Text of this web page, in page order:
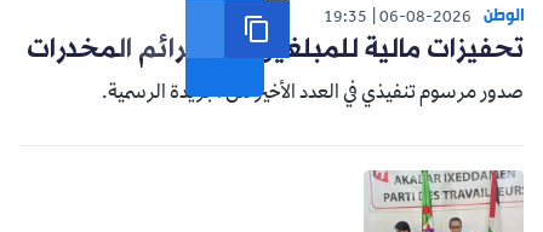
الوطن 06-08-2026
19:35
تحفيزات مالية للمبلغين عن جرائم المخدرات
صدور مرسوم تنفيذي في العدد الأخير من الجريدة الرسمية.